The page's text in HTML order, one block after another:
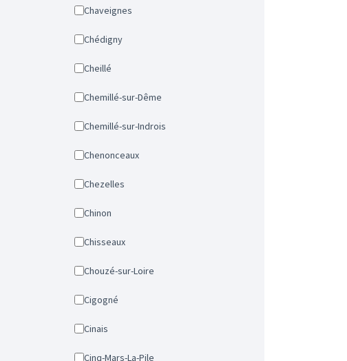
Chaveignes
Chédigny
Cheillé
Chemillé-sur-Dême
Chemillé-sur-Indrois
Chenonceaux
Chezelles
Chinon
Chisseaux
Chouzé-sur-Loire
Cigogné
Cinais
Cinq-Mars-La-Pile